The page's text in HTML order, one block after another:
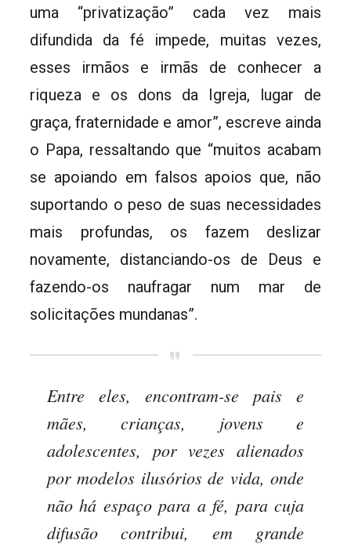
uma “privatização” cada vez mais
difundida da fé impede, muitas vezes,
esses irmãos e irmãs de conhecer a
riqueza e os dons da Igreja, lugar de
graça, fraternidade e amor”, escreve ainda
o Papa, ressaltando que “muitos acabam
se apoiando em falsos apoios que, não
suportando o peso de suas necessidades
mais profundas, os fazem deslizar
novamente, distanciando-os de Deus e
fazendo-os naufragar num mar de
solicitações mundanas”.
Entre eles, encontram-se pais e
mães, crianças, jovens e
adolescentes, por vezes alienados
por modelos ilusórios de vida, onde
não há espaço para a fé, para cuja
difusão contribui, em grande